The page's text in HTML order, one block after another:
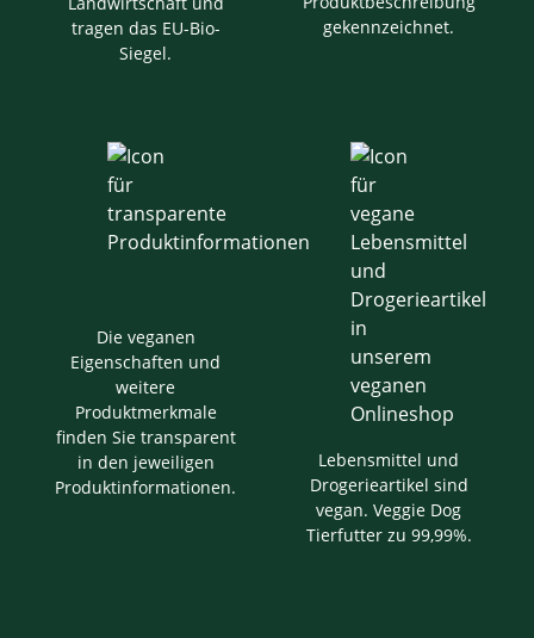
tragen das EU-Bio-
Siegel.
gekennzeichnet.
Die veganen
Eigenschaften und
weitere
Produktmerkmale
finden Sie transparent
in den jeweiligen
Produktinformationen.
Lebensmittel und
Drogerieartikel sind
vegan. Veggie Dog
Tierfutter zu 99,99%.